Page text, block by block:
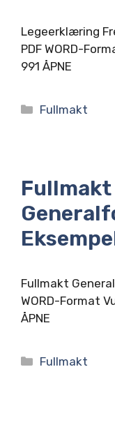
Legeerklæring
PDF WORD-
991 ÅPNE
Kategorier
Fullmakt
Fullmakt
Fullmakt
WORD-Format
ÅPNE
Kategorier
Fullmakt